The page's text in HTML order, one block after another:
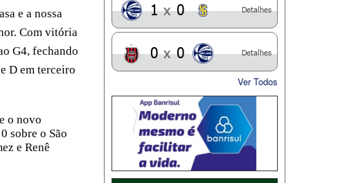
e a nossa
Com vitória
G4, fechando
D em terceiro
o novo
sobre o São
e Renê
1 x 0 Detalhes
0 x 0 Detalhes
Ver Todos